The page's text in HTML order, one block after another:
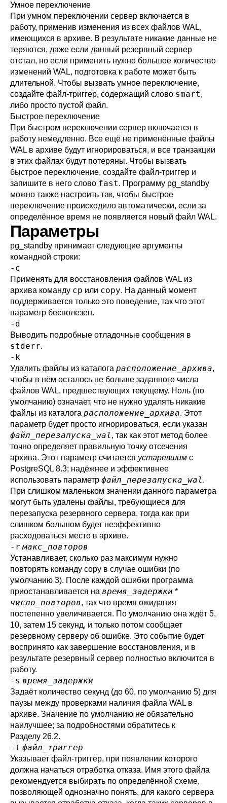
Умное переключение
При умном переключении сервер включается в
работу, применив изменения из всех файлов WAL,
имеющихся в архиве. В результате никакие данные не
теряются, даже если данный резервный сервер
отстал, но если применить нужно большое количество
изменений WAL, подготовка к работе может быть
длительной. Чтобы вызвать умное переключение,
создайте файл-триггер, содержащий слово smart,
либо просто пустой файл.
Быстрое переключение
При быстром переключении сервер включается в
работу немедленно. Все ещё не применённые файлы
WAL в архиве будут игнорироваться, и все транзакции
в этих файлах будут потеряны. Чтобы вызвать
быстрое переключение, создайте файл-триггер и
запишите в него слово fast. Программу pg_standby
можно также настроить так, чтобы быстрое
переключение происходило автоматически, если за
определённое время не появляется новый файл WAL.
Параметры
pg_standby принимает следующие аргументы
командной строки:
-c
Применять для восстановления файлов WAL из
архива команду cp или copy. На данный момент
поддерживается только это поведение, так что этот
параметр бесполезен.
-d
Выводить подробные отладочные сообщения в
stderr.
-k
Удалить файлы из каталога расположение_архива,
чтобы в нём осталось не больше заданного числа
файлов WAL, предшествующих текущему. Ноль (по
умолчанию) означает, что не нужно удалять никакие
файлы из каталога расположение_архива. Этот
параметр будет просто игнорироваться, если указан
файл_перезапуска_wal, так как этот метод более
точно определяет правильную точку отсечения
архива. Этот параметр считается устаревшим с
PostgreSQL 8.3; надёжнее и эффективнее
использовать параметр файл_перезапуска_wal.
При слишком маленьком значении данного параметра
могут быть удалены файлы, требующиеся для
перезапуска резервного сервера, тогда как при
слишком большом будет неэффективно
расходоваться место в архиве.
-r макс_повторов
Устанавливает, сколько раз максимум нужно
повторять команду copy в случае ошибки (по
умолчанию 3). После каждой ошибки программа
приостанавливается на время_задержки *
число_повторов, так что время ожидания
постепенно увеличивается. По умолчанию она ждёт 5,
10, затем 15 секунд, и только потом сообщает
резервному серверу об ошибке. Это событие будет
воспринято как завершение восстановления, и в
результате резервный сервер полностью включится в
работу.
-s время_задержки
Задаёт количество секунд (до 60, по умолчанию 5) для
паузы между проверками наличия файла WAL в
архиве. Значение по умолчанию не обязательно
наилучшее; за подробностями обратитесь к
Разделу 26.2.
-t файл_триггер
Указывает файл-триггер, при появлении которого
должна начаться отработка отказа. Имя этого файла
рекомендуется выбирать по определённой схеме,
позволяющей однозначно понять, для какого сервера